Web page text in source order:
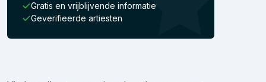
Gratis en vrijblijvende informatie
Geverifieerde artiesten